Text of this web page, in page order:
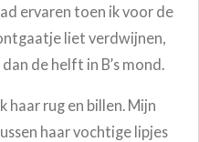
ervaren toen ik voor de
liet verdwijnen,
de helft in B’s mond.
haar rug en billen. Mijn
haar vochtige lipjes